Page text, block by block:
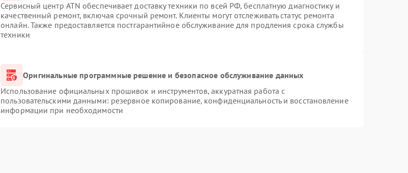
Сервисный центр ATN обеспечивает доставку техники по всей РФ, бесплатную диагностику и
качественный ремонт, включая срочный ремонт. Клиенты могут отслеживать статус ремонта
онлайн. Также предоставляется постгарантийное обслуживание для продления срока службы
техники
Оригинальные программные решение и безопасное обслуживание данных
Использование официальных прошивок и инструментов, аккуратная работа с
пользовательскими данными: резервное копирование, конфиденциальность и восстановление
информации при необходимости